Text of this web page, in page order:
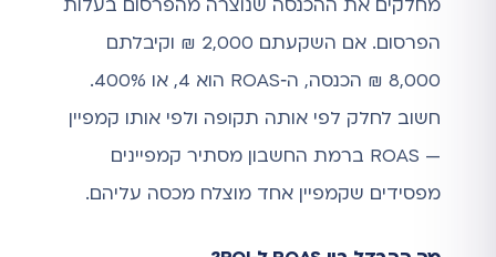
מחלקים את ההכנסה שנוצרה מהפרסום בעלות
הפרסום. אם השקעתם 2,000 ₪ וקיבלתם
8,000 ₪ הכנסה, ה‑ROAS הוא 4, או 400%.
חשוב לחלק לפי אותה תקופה ולפי אותו קמפיין
— ROAS ברמת החשבון מסתיר קמפיינים
מפסידים שקמפיין אחד מוצלח מכסה עליהם.